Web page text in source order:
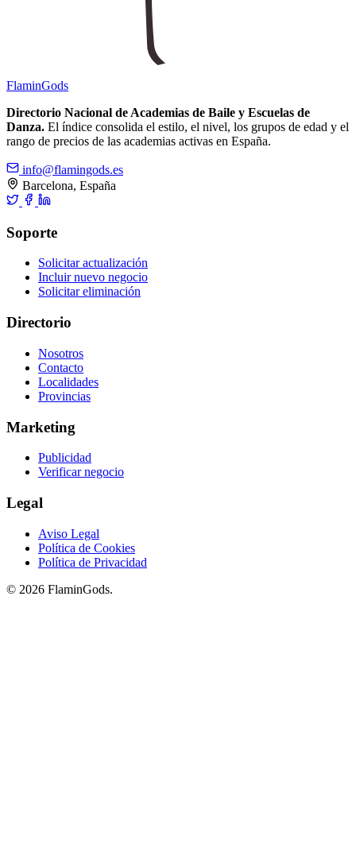
FlaminGods
Directorio Nacional de Academias de Baile y Escuelas de
Danza. El índice consolida el estilo, el nivel, los grupos de edad y el
rango de precios de las academias activas en España.
info@flamingods.es
Barcelona, España
Soporte
Solicitar actualización
Incluir nuevo negocio
Solicitar eliminación
Directorio
Nosotros
Contacto
Localidades
Provincias
Marketing
Publicidad
Verificar negocio
Legal
Aviso Legal
Política de Cookies
Política de Privacidad
© 2026 FlaminGods.